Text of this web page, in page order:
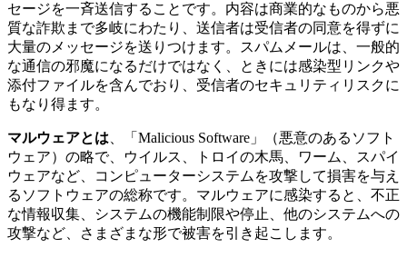
セージを一斉送信することです。内容は商業的なものから悪
質な詐欺まで多岐にわたり、送信者は受信者の同意を得ずに
大量のメッセージを送りつけます。スパムメールは、一般的
な通信の邪魔になるだけではなく、ときには感染型リンクや
添付ファイルを含んでおり、受信者のセキュリティリスクに
もなり得ます。
マルウェアとは 、「Malicious Software」（悪意のあるソフト
ウェア）の略で、ウイルス、トロイの木馬、ワーム、スパイ
ウェアなど、コンピューターシステムを攻撃して損害を与え
るソフトウェアの総称です。マルウェアに感染すると、不正
な情報収集、システムの機能制限や停止、他のシステムへの
攻撃など、さまざまな形で被害を引き起こします。